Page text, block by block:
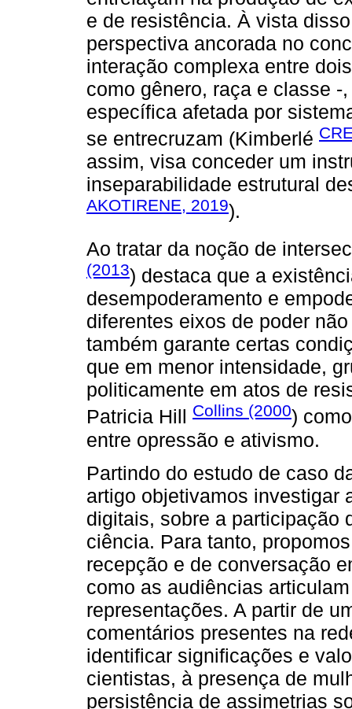
e de resistência. À vista
perspectiva ancorada no
interação complexa entre
como gênero, raça e classe
específica afetada por
se entrecruzam (Kimberlé
assim, visa conceder um
inseparabilidade estrutural
AKOTIRENE, 2019).
Ao tratar da noção de
(2013) destaca que a
desempoderamento e
diferentes eixos de poder
também garante certas
que em menor intensidade,
politicamente em atos de
Patricia Hill Collins (2000)
entre opressão e ativismo.
Partindo do estudo de caso
artigo objetivamos investigar
digitais, sobre a participação
ciência. Para tanto,
recepção e de conversação
como as audiências
representações. A partir de
comentários presentes na
identificar significações e
cientistas, à presença de
persistência de assimetrias